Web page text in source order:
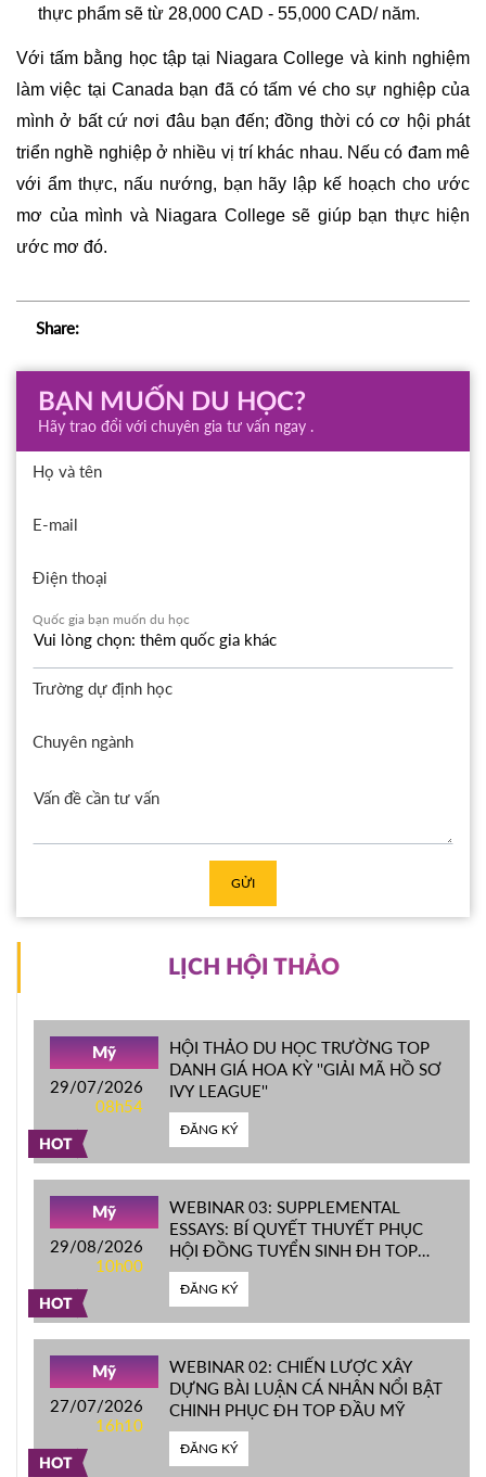
thực phẩm sẽ từ 28,000 CAD - 55,000 CAD/ năm.
Với tấm bằng học tập tại Niagara College và kinh nghiệm
làm việc tại Canada bạn đã có tấm vé cho sự nghiệp của
mình ở bất cứ nơi đâu bạn đến; đồng thời có cơ hội phát
triển nghề nghiệp ở nhiều vị trí khác nhau. Nếu có đam mê
với ẩm thực, nấu nướng, bạn hãy lập kế hoạch cho ước
mơ của mình và Niagara College sẽ giúp bạn thực hiện
ước mơ đó.
Share:
BẠN MUỐN DU HỌC?
Hãy trao đổi với chuyên gia tư vấn ngay .
Họ và tên
E-mail
Điện thoại
Quốc gia bạn muốn du học
Trường dự định học
Chuyên ngành
GỬI
LỊCH HỘI THẢO
HOT
Mỹ
29/07/2026
08h54
HỘI THẢO DU HỌC TRƯỜNG TOP
DANH GIÁ HOA KỲ ''GIẢI MÃ HỒ SƠ
IVY LEAGUE''
ĐĂNG KÝ
HOT
Mỹ
29/08/2026
10h00
WEBINAR 03: SUPPLEMENTAL
ESSAYS: BÍ QUYẾT THUYẾT PHỤC
HỘI ĐỒNG TUYỂN SINH ĐH TOP
ĐẦU MỸ
ĐĂNG KÝ
HOT
Mỹ
27/07/2026
16h10
WEBINAR 02: CHIẾN LƯỢC XÂY
DỰNG BÀI LUẬN CÁ NHÂN NỔI BẬT
CHINH PHỤC ĐH TOP ĐẦU MỸ
ĐĂNG KÝ